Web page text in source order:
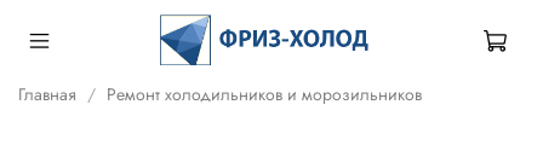
Главная Ремонт холодильников и морозильников